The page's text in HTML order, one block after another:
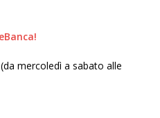
mercoledì a sabato alle